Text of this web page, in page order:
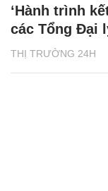
THỊ TRƯỜNG 24H
‘Hành trình
các Tổng Đại